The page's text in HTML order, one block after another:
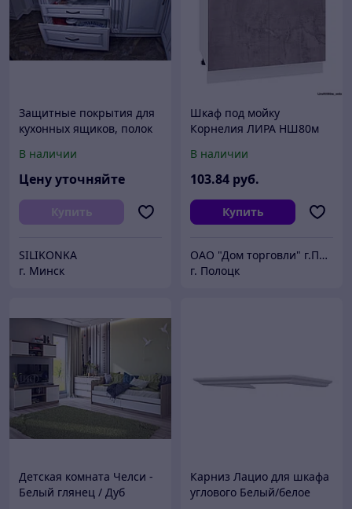
Защитные покрытия для
кухонных ящиков, полок
В наличии
Цену уточняйте
Купить
SILIKONKA
г. Минск
Шкаф под мойку
Корнелия ЛИРА НШ80м
В наличии
103.84 руб.
Купить
ОАО "Дом торговли" г.Полоцк
г. Полоцк
Детская комната Челси -
Белый глянец / Дуб
Карниз Лацио для шкафа
углового Белый/белое